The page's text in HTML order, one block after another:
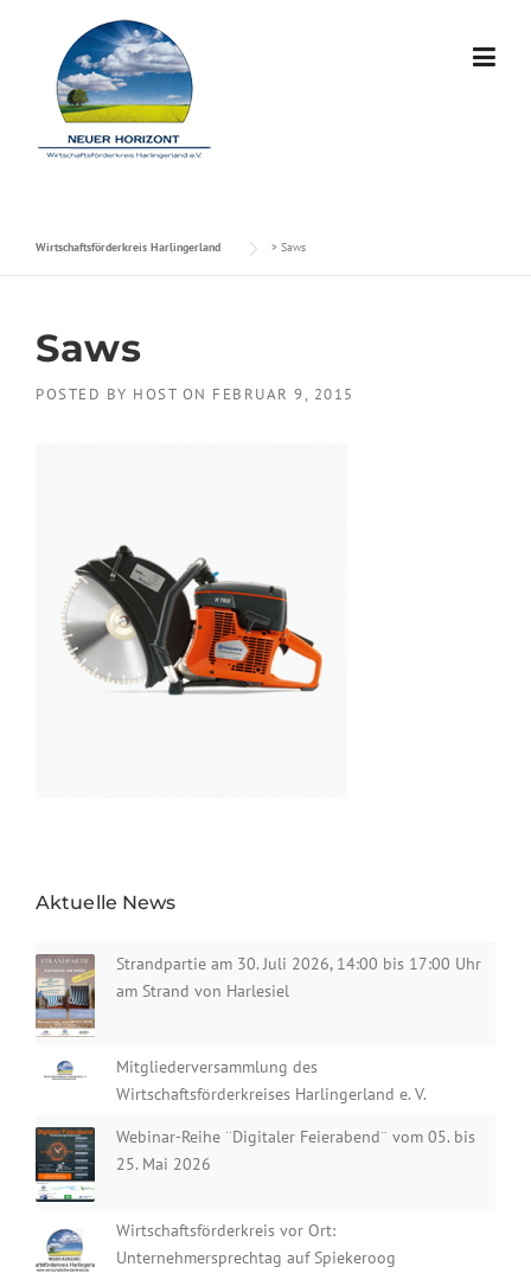
Wirtschaftsförderkreis Harlingerland > Saws
Saws
POSTED BY HOST ON FEBRUAR 9, 2015
Aktuelle News
Strandpartie am 30. Juli 2026, 14:00 bis 17:00 Uhr
am Strand von Harlesiel
Mitgliederversammlung des
Wirtschaftsförderkreises Harlingerland e. V.
Webinar-Reihe ¨Digitaler Feierabend¨ vom 05. bis
25. Mai 2026
Wirtschaftsförderkreis vor Ort:
Unternehmersprechtag auf Spiekeroog